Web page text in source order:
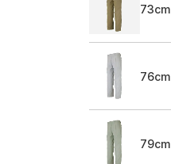
73cm
76cm
79cm